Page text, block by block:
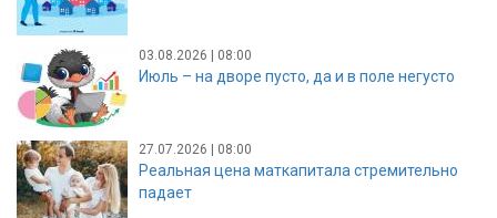
03.08.2026 | 08:00
Июль – на дворе пусто, да и в поле негусто
27.07.2026 | 08:00
Реальная цена маткапитала стремительно
падает